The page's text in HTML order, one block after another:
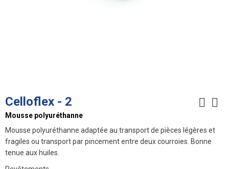
Celloflex - 2
Mousse polyuréthanne
Mousse polyuréthanne adaptée au transport de pièces légères et
fragiles ou transport par pincement entre deux courroies. Bonne
tenue aux huiles.